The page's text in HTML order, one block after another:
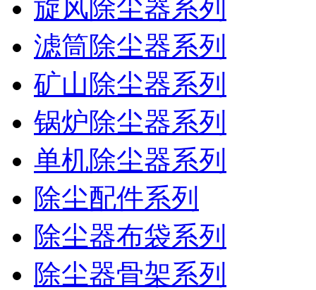
旋风除尘器系列
滤筒除尘器系列
矿山除尘器系列
锅炉除尘器系列
单机除尘器系列
除尘配件系列
除尘器布袋系列
除尘器骨架系列